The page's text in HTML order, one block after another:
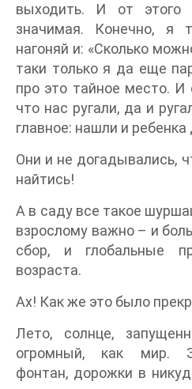
выходить. И от
значимая. Конечно, я
нагоняй и: «Сколько
таки только я да еще
про это тайное место. И
что нас ругали, да и
главное: нашли и
Они и не догадывались,
найтись!
А в саду все такое
взрослому важно – и
сбор, и глобальные
возраста.
Ах! Как же это было
Лето, солнце,
огромный, как мир.
фонтан, дорожки в